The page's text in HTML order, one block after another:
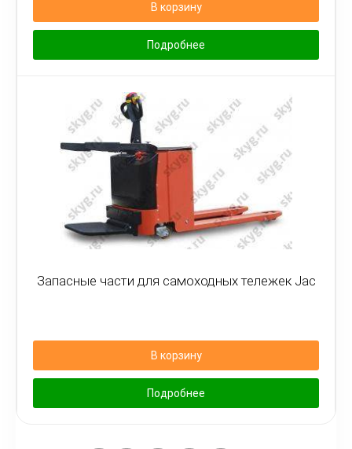
В корзину
Подробнее
Запасные части для самоходных тележек Jac
В корзину
Подробнее